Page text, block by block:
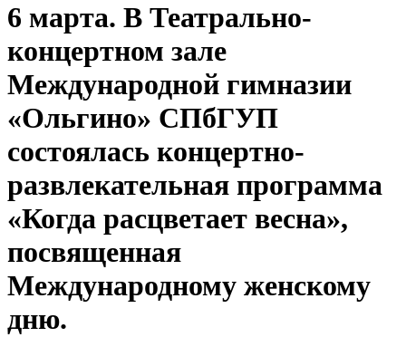
6 марта. В Театрально-
концертном зале
Международной гимназии
«Ольгино» СПбГУП
состоялась концертно-
развлекательная программа
«Когда расцветает весна»,
посвященная
Международному женскому
дню.